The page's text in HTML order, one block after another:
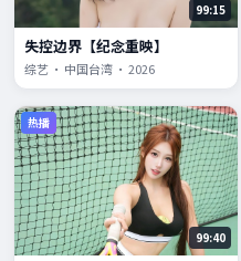
99:15
失控边界【纪念重映】
综艺 · 中国台湾 · 2026
热播
99:40